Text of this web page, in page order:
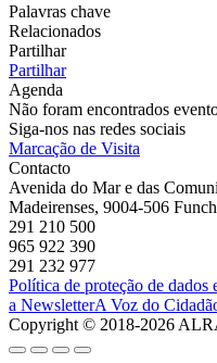
Palavras chave
Relacionados
Partilhar
Partilhar
Agenda
Não foram encontrados
Siga-nos nas redes sociais
Marcação de Visita
Contacto
Avenida do Mar e das
Madeirenses, 9004-506
291 210 500
965 922 390
291 232 977
Política de proteção de dados
a NewsletterA Voz do
Copyright © 2018-2026